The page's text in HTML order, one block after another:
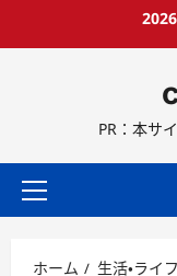
ス
ッ
PR：本サ
メ
ホーム
生活・ライフ